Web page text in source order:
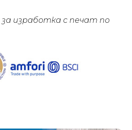
за изработка с печат по